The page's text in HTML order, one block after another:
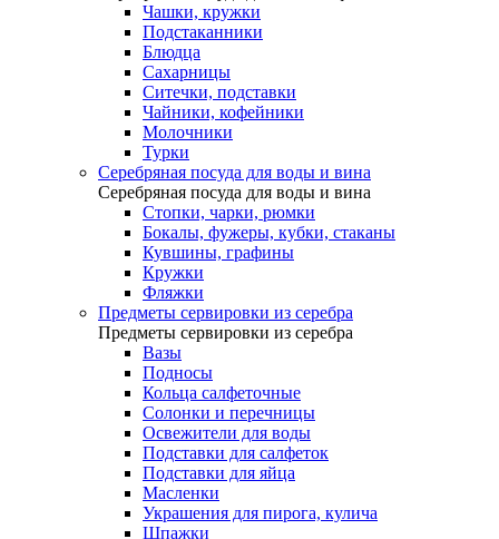
Чашки, кружки
Подстаканники
Блюдца
Сахарницы
Ситечки, подставки
Чайники, кофейники
Молочники
Турки
Серебряная посуда для воды и вина
Серебряная посуда для воды и вина
Стопки, чарки, рюмки
Бокалы, фужеры, кубки, стаканы
Кувшины, графины
Кружки
Фляжки
Предметы сервировки из серебра
Предметы сервировки из серебра
Вазы
Подносы
Кольца салфеточные
Солонки и перечницы
Освежители для воды
Подставки для салфеток
Подставки для яйца
Масленки
Украшения для пирога, кулича
Шпажки